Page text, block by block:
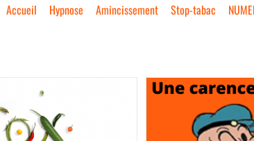
Accueil Hypnose Amincissement Stop-tabac